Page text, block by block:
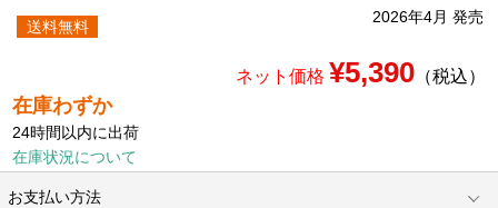
2026年4月 発売
送料無料
ネット価格 ¥5,390（税込）
在庫わずか
24時間以内に出荷
在庫状況について
お支払い方法